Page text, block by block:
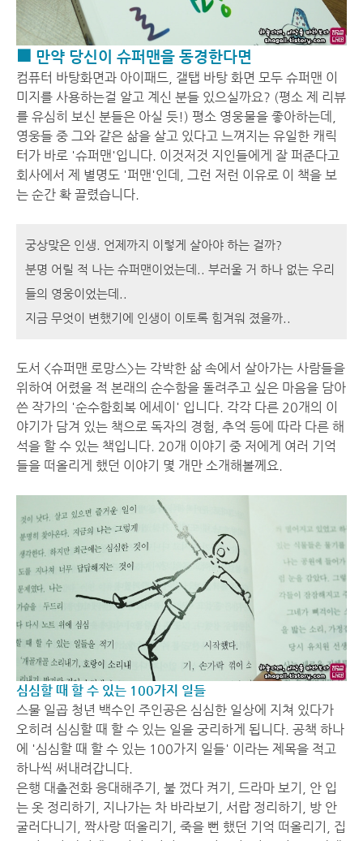
■ 만약 당신이 슈퍼맨을 동경한다면
컴퓨터 바탕화면과 아이패드, 갤탭 바탕 화면 모두 슈퍼맨 이
미지를 사용하는걸 알고 계신 분들 있으실까요? (평소 제 리뷰
를 유심히 보신 분들은 아실 듯!) 평소 영웅물을 좋아하는데,
영웅들 중 그와 같은 삶을 살고 있다고 느껴지는 유일한 캐릭
터가 바로 '슈퍼맨'입니다. 이것저것 지인들에게 잘 퍼준다고
회사에서 제 별명도 '퍼맨'인데, 그런 저런 이유로 이 책을 보
는 순간 확 끌렸습니다.
궁상맞은 인생. 언제까지 이렇게 살아야 하는 걸까?
분명 어릴 적 나는 슈퍼맨이었는데.. 부러울 거 하나 없는 우리
들의 영웅이었는데..
지금 무엇이 변했기에 인생이 이토록 힘겨워 졌을까..
도서 <슈퍼맨 로망스>는 각박한 삶 속에서 살아가는 사람들을
위하여 어렸을 적 본래의 순수함을 돌려주고 싶은 마음을 담아
쓴 작가의 '순수함회복 에세이' 입니다. 각각 다른 20개의 이
야기가 담겨 있는 책으로 독자의 경험, 추억 등에 따라 다른 해
석을 할 수 있는 책입니다. 20개 이야기 중 저에게 여러 기억
들을 떠올리게 했던 이야기 몇 개만 소개해볼께요.
심심할 때 할 수 있는 100가지 일들
스물 일곱 청년 백수인 주인공은 심심한 일상에 지쳐 있다가
오히려 심심할 때 할 수 있는 일을 궁리하게 됩니다. 공책 하나
에 '심심할 때 할 수 있는 100가지 일들' 이라는 제목을 적고
하나씩 써내려갑니다.
은행 대출전화 응대해주기, 불 껐다 켜기, 드라마 보기, 안 입
는 옷 정리하기, 지나가는 차 바라보기, 서랍 정리하기, 방 안
굴러다니기, 짝사랑 떠올리기, 죽을 뻔 했던 기억 떠올리기, 집